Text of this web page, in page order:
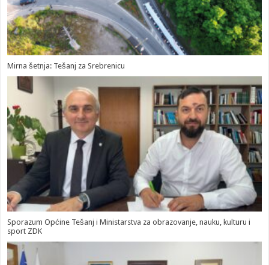
Mirna šetnja: Tešanj za Srebrenicu
Sporazum Općine Tešanj i Ministarstva za obrazovanje, nauku, kulturu i
sport ZDK